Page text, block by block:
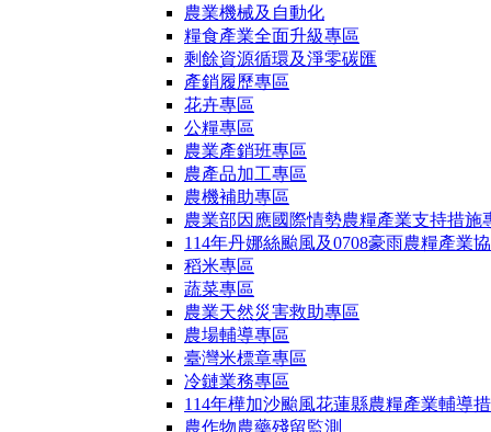
農業機械及自動化
糧食產業全面升級專區
剩餘資源循環及淨零碳匯
產銷履歷專區
花卉專區
公糧專區
農業產銷班專區
農產品加工專區
農機補助專區
農業部因應國際情勢農糧產業支持措施
114年丹娜絲颱風及0708豪雨農糧產業
稻米專區
蔬菜專區
農業天然災害救助專區
農場輔導專區
臺灣米標章專區
冷鏈業務專區
114年樺加沙颱風花蓮縣農糧產業輔導
農作物農藥殘留監測